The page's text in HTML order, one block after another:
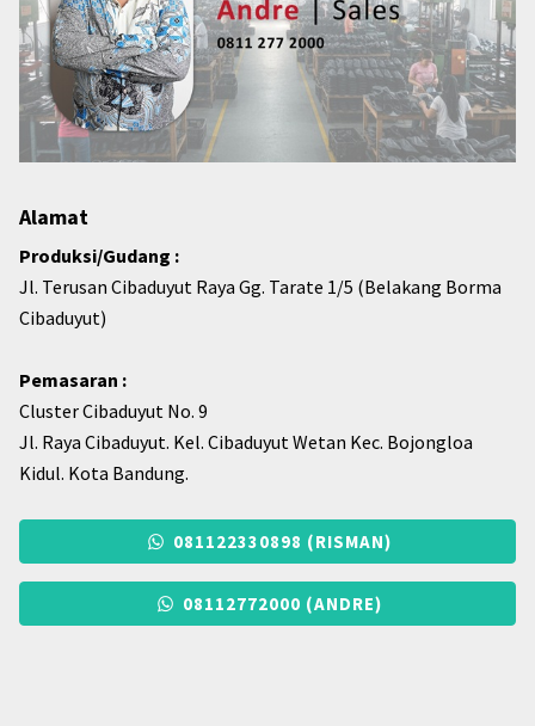
Alamat
Produksi/Gudang :
Jl. Terusan Cibaduyut Raya Gg. Tarate 1/5 (Belakang Borma
Cibaduyut)
Pemasaran :
Cluster Cibaduyut No. 9
Jl. Raya Cibaduyut. Kel. Cibaduyut Wetan Kec. Bojongloa
Kidul. Kota Bandung.
081122330898 (RISMAN)
08112772000 (ANDRE)